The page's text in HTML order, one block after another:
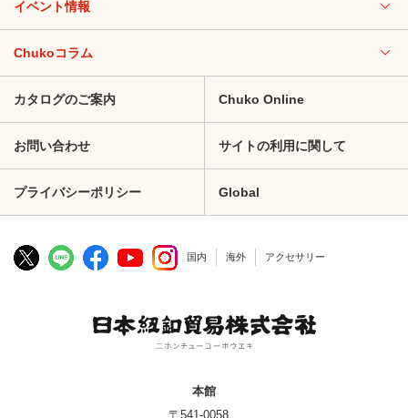
イベント情報
Chukoコラム
カタログのご案内 Chuko Online
お問い合わせ サイトの利用に関して
プライバシーポリシー Global
国内 海外 アクセサリー
本館
〒541-0058